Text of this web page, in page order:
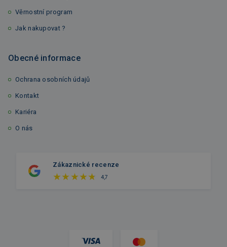
Věrnostní program
Jak nakupovat ?
Obecné informace
Ochrana osobních údajů
Kontakt
Kariéra
O nás
Zákaznické recenze
4,7